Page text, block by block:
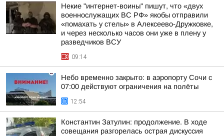
Некие "интернет-воины" пишут, что «двух
военнослужащих ВС РФ» якобы отправили
«помахать у стелы» в Алексеево-Дружковке,
и через несколько часов они уже в плену у
разведчиков ВСУ
09:14
Небо временно закрыто: в аэропорту Сочи с
07:00 действуют ограничения на полёты
12:54
Константин Затулин: продолжение. В ходе
совещания разгорелась острая дискуссия